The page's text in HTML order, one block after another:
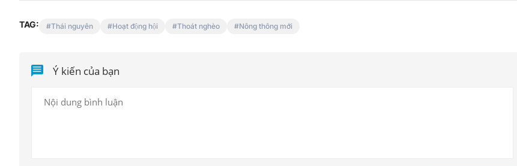
TAG: Thái nguyên Hoạt động hội Thoát nghèo Nông thông mới
Ý kiến của bạn